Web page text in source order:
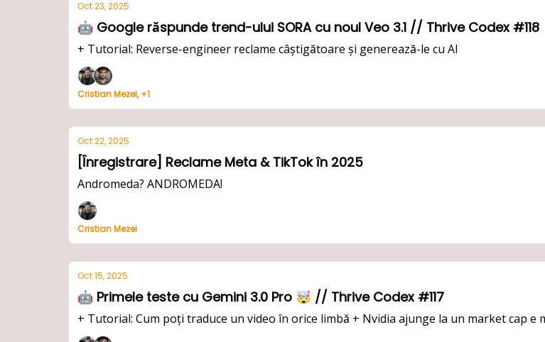
Oct 23, 2025
🤖 Google răspunde trend-ului SORA cu noul Veo 3.1 // Thrive Codex #118
+ Tutorial: Reverse-engineer reclame câștigătoare și generează-le cu AI
Cristian Mezei, +1
Oct 22, 2025
[Înregistrare] Reclame Meta & TikTok în 2025
Andromeda? ANDROMEDA!
Cristian Mezei
Oct 15, 2025
🤖 Primele teste cu Gemini 3.0 Pro 🤯 // Thrive Codex #117
+ Tutorial: Cum poți traduce un video în orice limbă + Nvidia ajunge la un market cap e